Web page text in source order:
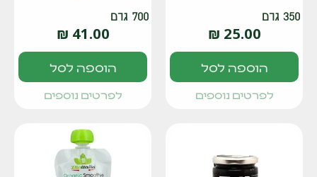
350 גרם
25.00
₪
הוספה לסל
לפרטים נוספים
700 גרם
41.00
₪
הוספה לסל
לפרטים נוספים